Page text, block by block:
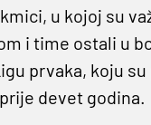
u kojoj su
i time ostali u
prvaka, koju
devet godina.